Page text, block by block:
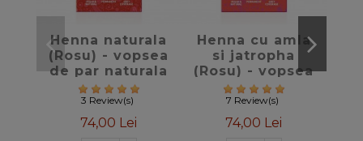
favorite_border
Henna naturala
(Rosu) - vopsea
de par naturala
Khadi
3 Review(s)
74,00 Lei
favorite_border
Henna cu amla
si jatropha
(Rosu) - vopsea
de par naturala
7 Review(s)
74,00 Lei